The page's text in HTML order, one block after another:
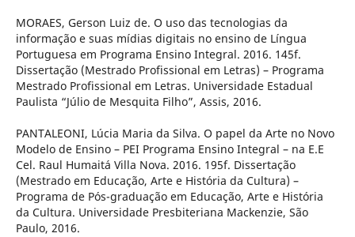
MORAES, Gerson Luiz de. O uso das tecnologias da
informação e suas mídias digitais no ensino de Língua
Portuguesa em Programa Ensino Integral. 2016. 145f.
Dissertação (Mestrado Profissional em Letras) – Programa
Mestrado Profissional em Letras. Universidade Estadual
Paulista “Júlio de Mesquita Filho”, Assis, 2016.
PANTALEONI, Lúcia Maria da Silva. O papel da Arte no Novo
Modelo de Ensino – PEI Programa Ensino Integral – na E.E
Cel. Raul Humaitá Villa Nova. 2016. 195f. Dissertação
(Mestrado em Educação, Arte e História da Cultura) –
Programa de Pós-graduação em Educação, Arte e História
da Cultura. Universidade Presbiteriana Mackenzie, São
Paulo, 2016.